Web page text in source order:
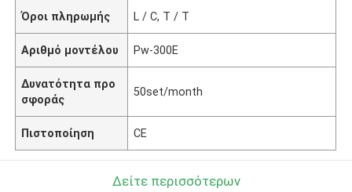
Όροι πληρωμής L / C, T / T
Αριθμό μοντέλου Pw-300E
Δυνατότητα προ
σφοράς
50set/month
Πιστοποίηση CE
Δείτε περισσότερων